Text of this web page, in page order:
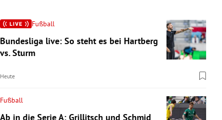
Fußball
Bundesliga live: So steht es bei Hartberg
vs. Sturm
Heute
Fußball
Ab in die Serie A: Grillitsch und Schmid